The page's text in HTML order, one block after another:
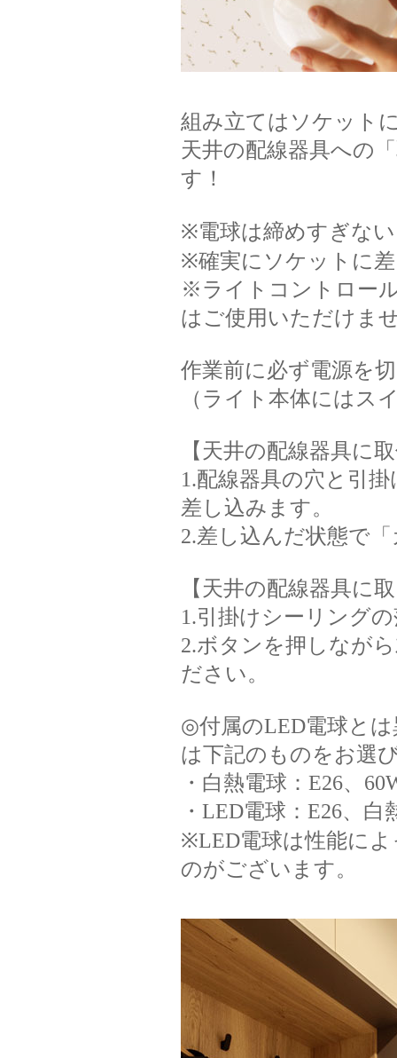
組み立てはソケット
天井の配線器具への
す！
※電球は締めすぎな
※確実にソケットに
※ライトコントロー
はご使用いただけま
作業前に必ず電源を
（ライト本体にはス
【天井の配線器具に
1.配線器具の穴と引
差し込みます。
2.差し込んだ状態で
【天井の配線器具に
1.引掛けシーリング
2.ボタンを押しなが
ださい。
◎付属のLED電球と
は下記のものをお選
・白熱電球：E26、
・LED電球：E26、
※LED電球は性能に
のがございます。